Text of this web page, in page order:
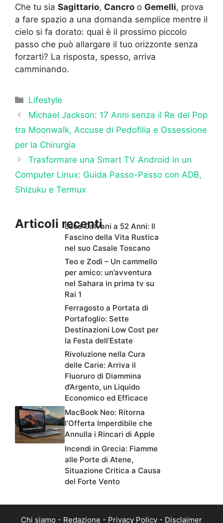
Che tu sia Sagittario, Cancro o Gemelli, prova
a fare spazio a una domanda semplice mentre il
cielo si fa dorato: qual è il prossimo piccolo
passo che può allargare il tuo orizzonte senza
forzarti? La risposta, spesso, arriva
camminando.
Categorie
Lifestyle
Michael Jackson: 17 Anni senza il Re del Pop
tra Moonwalk, Accuse di Pedofilia e Ossessione
per la Chirurgia
Trasformare una Smart TV Android in un
Computer Linux: Guida Passo-Passo con ADB,
Shizuku e Termux
Articoli recentiLuca Calvani a 52 Anni: Il
Fascino della Vita Rustica
nel suo Casale Toscano
Teo e Zodì – Un cammello
per amico: un’avventura
nel Sahara in prima tv su
Rai 1
Ferragosto a Portata di
Portafoglio: Sette
Destinazioni Low Cost per
la Festa dell’Estate
Rivoluzione nella Cura
delle Carie: Arriva il
Fluoruro di Diammina
d’Argento, un Liquido
Economico ed Efficace
MacBook Neo: Ritorna
l’Offerta Imperdibile che
Annulla i Rincari di Apple
Incendi in Grecia: Fiamme
alle Porte di Atene,
Situazione Critica a Causa
del Forte Vento
Chi siamo - Redazione - Privacy Policy - Disclaimer